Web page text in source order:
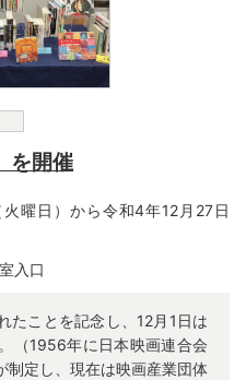
を開催
曜日）から令和4年12月27日
入口
たことを記念し、12月1日は
（1956年に日本映画連合会
制定し、現在は映画産業団体